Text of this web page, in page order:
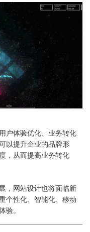
户体验优化、业务转化
以提升企业的品牌形
，从而提高业务转化
，网站设计也将面临新
个性化、智能化、移动
验。